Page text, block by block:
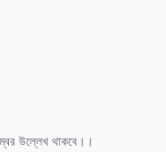
উল্লেখ থাকবে।।